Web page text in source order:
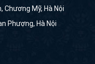
Chương Mỹ, Hà Nội
Phượng, Hà Nội